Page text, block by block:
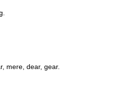
dear, gear.